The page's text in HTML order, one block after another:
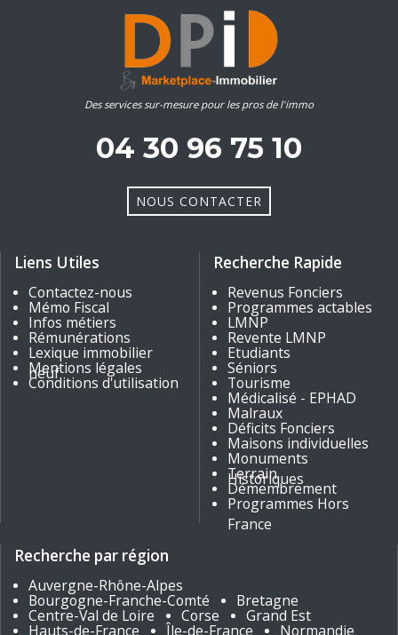
Des services sur-mesure pour les pros de l'immo
04 30 96 75 10
NOUS CONTACTER
Liens Utiles
Contactez-nous
Mémo Fiscal
Infos métiers
Rémunérations
Lexique immobilier
neuf
Mentions légales
Conditions d'utilisation
Recherche Rapide
Revenus Fonciers
Programmes actables
LMNP
Revente LMNP
Etudiants
Séniors
Tourisme
Médicalisé - EPHAD
Malraux
Déficits Fonciers
Maisons individuelles
Monuments
Historiques
Terrain
Démembrement
Programmes Hors
France
Recherche par région
Auvergne-Rhône-Alpes
Bourgogne-Franche-Comté Bretagne
Centre-Val de Loire Corse Grand Est
Hauts-de-France Île-de-France Normandie